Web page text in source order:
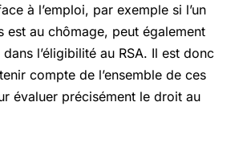
à l’emploi, par exemple si l’un
est au chômage, peut également
l’éligibilité au RSA. Il est donc
compte de l’ensemble de ces
évaluer précisément le droit au